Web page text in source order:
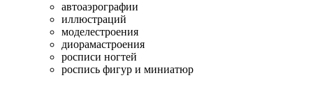
автоаэрографии
иллюстраций
моделестроения
диорамастроения
росписи ногтей
роспись фигур и миниатюр